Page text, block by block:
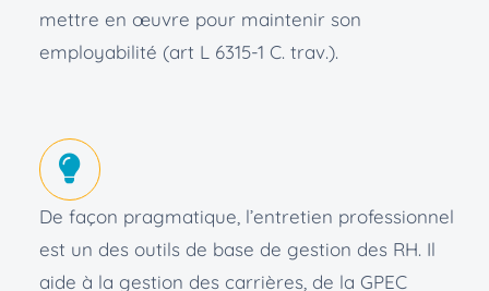
mettre en œuvre pour maintenir son
employabilité (art L 6315-1 C. trav.).
De façon pragmatique, l’entretien professionnel
est un des outils de base de gestion des RH. Il
aide à la gestion des carrières, de la GPEC